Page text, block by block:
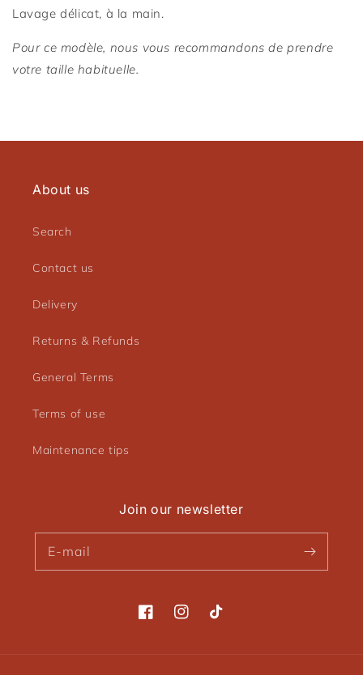
Lavage délicat, à la main.
Pour ce modèle, nous vous recommandons de prendre
votre taille habituelle.
About us
Search
Contact us
Delivery
Returns & Refunds
General Terms
Terms of use
Maintenance tips
Join our newsletter
E-mail
FacebookInstagramTikTok
Connexion requise
Connectez-vous à votre compte pour ajouter des
produits à votre liste de souhaits et afficher vos